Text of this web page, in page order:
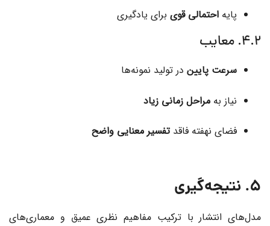
پایه احتمالی قوی برای یادگیری
4.2. معایب
سرعت پایین در تولید نمونه‌ها
نیاز به مراحل زمانی زیاد
فضای نهفته فاقدتفسیر معنایی واضح
5. نتیجه‌گیری
مدل‌های انتشار با ترکیب مفاهیم نظری عمیق و معماری‌های